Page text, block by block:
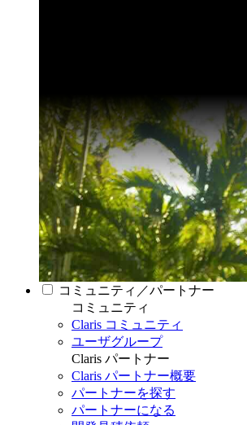
コミュニティ／パートナー
コミュニティ
Claris コミュニティ
ユーザグループ
Claris パートナー
Claris パートナー概要
パートナーを探す
パートナーになる